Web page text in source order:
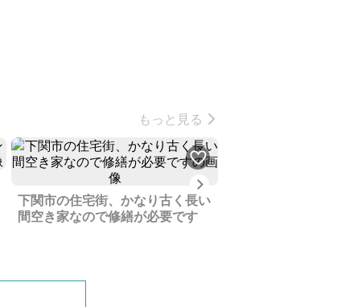
もっと見る
下関市の住宅街、かなり古く長い
間空き家なので修繕が必要です